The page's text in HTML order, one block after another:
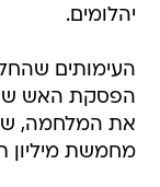
יהלומים.
העימותים
הפסקת האש
את המלחמה,
מחמשת מיליון